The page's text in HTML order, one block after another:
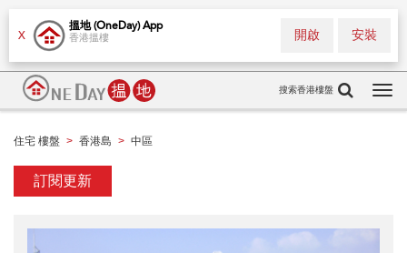
X
搵地 (OneDay) App
香港搵樓 安裝
開啟
搜索香港樓盤
住宅 樓盤 > 香港島 > 中區
訂閱更新